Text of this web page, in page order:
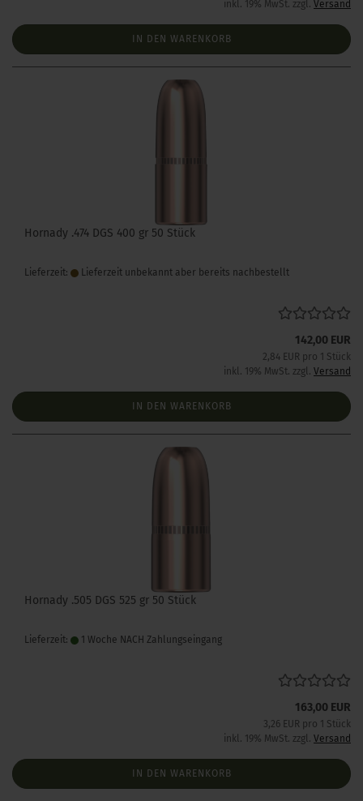
inkl. 19% MwSt. zzgl. Versand
IN DEN WARENKORB
Hornady .474 DGS 400 gr 50 Stück
Lieferzeit: Lieferzeit unbekannt aber bereits nachbestellt
142,00 EUR
2,84 EUR pro 1 Stück
inkl. 19% MwSt. zzgl. Versand
IN DEN WARENKORB
Hornady .505 DGS 525 gr 50 Stück
Lieferzeit: 1 Woche NACH Zahlungseingang
163,00 EUR
3,26 EUR pro 1 Stück
inkl. 19% MwSt. zzgl. Versand
IN DEN WARENKORB